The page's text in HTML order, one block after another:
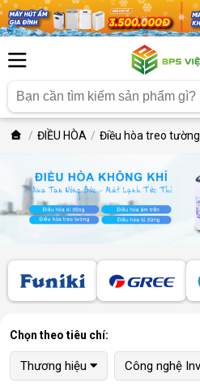
ĐIỀU HÒA Điều hòa treo tường
Chọn theo tiêu chí:
Thương hiệu Công nghệ